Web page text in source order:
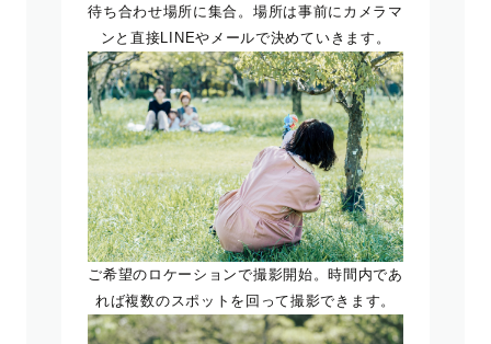
待ち合わせ場所に集合。場所は事前にカメラマ
ンと直接LINEやメールで決めていきます。
ご希望のロケーションで撮影開始。時間内であ
れば複数のスポットを回って撮影できます。